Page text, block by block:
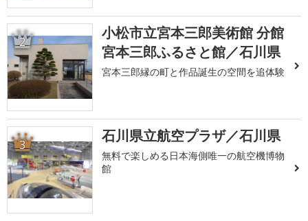
2
小松市立宮本三郎美術館 分館
宮本三郎ふるさと館／石川県
宮本三郎縁の町と作品誕生の空間を追体験
3 石川県立航空プラザ／石川県
無料で楽しめる日本海側唯一の航空機博物
館